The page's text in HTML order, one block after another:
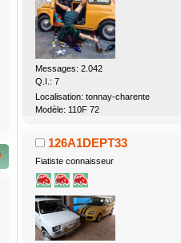
Messages: 2.042
Q.I.: 7
Localisation: tonnay-charente
Modèle: 110F 72
126A1DEPT33
Fiatiste connaisseur